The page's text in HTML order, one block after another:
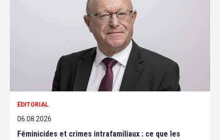
ÉDITORIAL
06.08.2026
Féminicides et crimes intrafamiliaux : ce que les